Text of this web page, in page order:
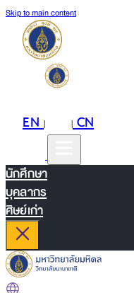
Skip to main content
EN| |CN
นักศึกษา
บุคลากร
ศิษย์เก่า